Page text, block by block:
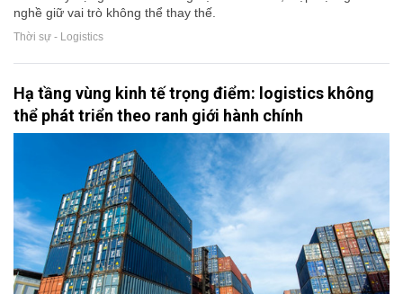
nghề giữ vai trò không thể thay thế.
Thời sự - Logistics
Hạ tầng vùng kinh tế trọng điểm: logistics không
thể phát triển theo ranh giới hành chính